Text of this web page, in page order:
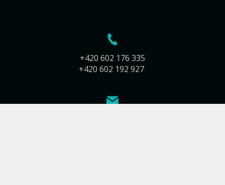
+420 602 176 335
+420 602 192 927